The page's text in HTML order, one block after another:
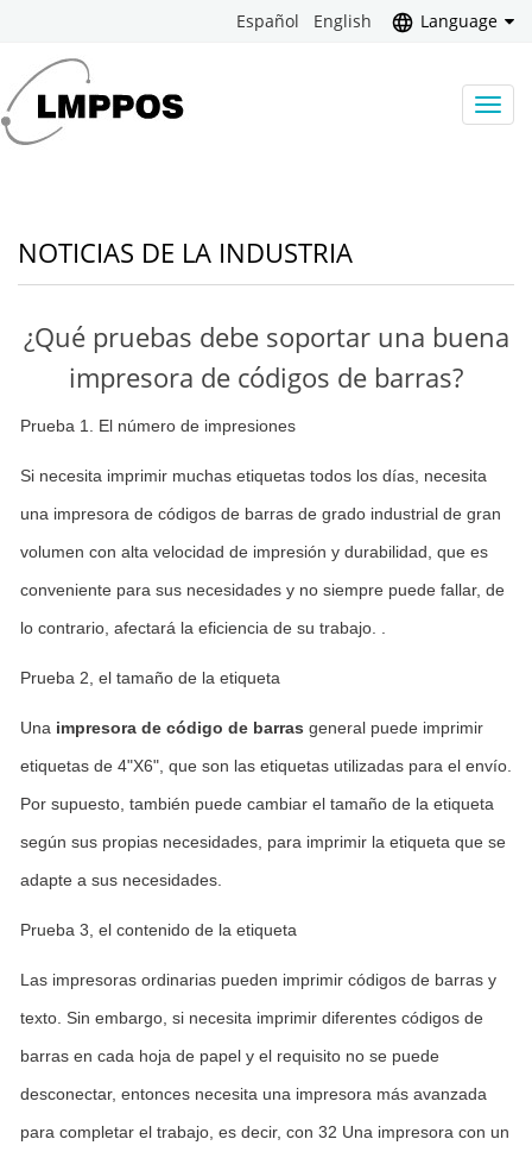
Language
Español English
NOTICIAS DE LA INDUSTRIA
¿Qué pruebas debe soportar una buena
impresora de códigos de barras?
Prueba 1. El número de impresiones
Si necesita imprimir muchas etiquetas todos los días, necesita
una impresora de códigos de barras de grado industrial de gran
volumen con alta velocidad de impresión y durabilidad, que es
conveniente para sus necesidades y no siempre puede fallar, de
lo contrario, afectará la eficiencia de su trabajo. .
Prueba 2, el tamaño de la etiqueta
Una impresora de código de barras general puede imprimir
etiquetas de 4"X6", que son las etiquetas utilizadas para el envío.
Por supuesto, también puede cambiar el tamaño de la etiqueta
según sus propias necesidades, para imprimir la etiqueta que se
adapte a sus necesidades.
Prueba 3, el contenido de la etiqueta
Las impresoras ordinarias pueden imprimir códigos de barras y
texto. Sin embargo, si necesita imprimir diferentes códigos de
barras en cada hoja de papel y el requisito no se puede
desconectar, entonces necesita una impresora más avanzada
para completar el trabajo, es decir, con 32 Una impresora con un